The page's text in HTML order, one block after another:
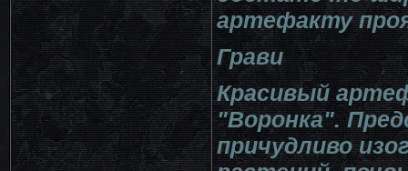
артефакту
Грави
Красивый
"Воронка".
причудливо